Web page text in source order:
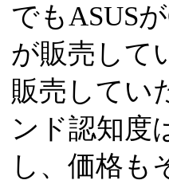
でもASUS
が販売して
販売してい
ンド認知度
し、価格も